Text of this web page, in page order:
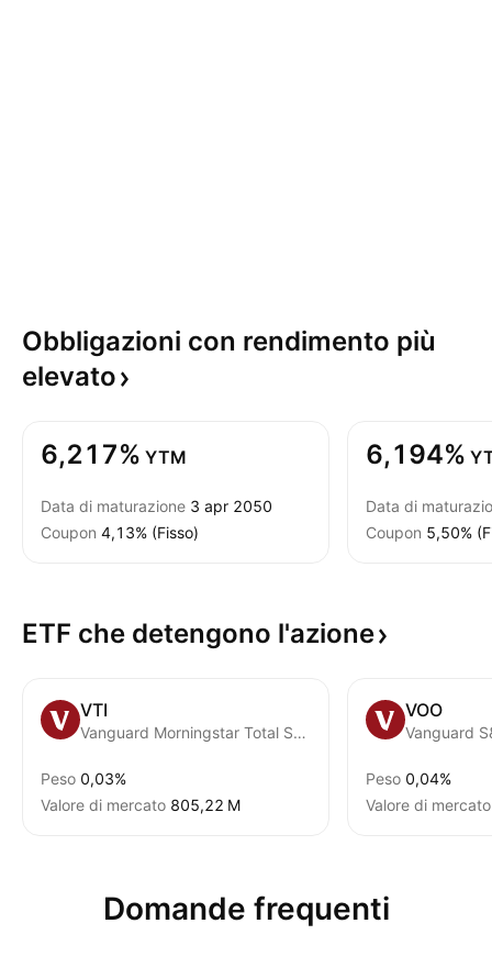
Obbligazioni con rendimento più
elevato
6,217% YTM
Data di maturazione 3 apr 2050
Coupon 4,13% (Fisso)
6,194%
Data di
Coupon 5,50%
ETF che detengono l'azione
VTI
Vanguard Morningstar Total Stock Market ETF
Peso 0,03%
Valore di mercato ‪805,22 M‬
VOO
Vanguard
Peso 0,04%
Valore di mercato
Domande frequenti